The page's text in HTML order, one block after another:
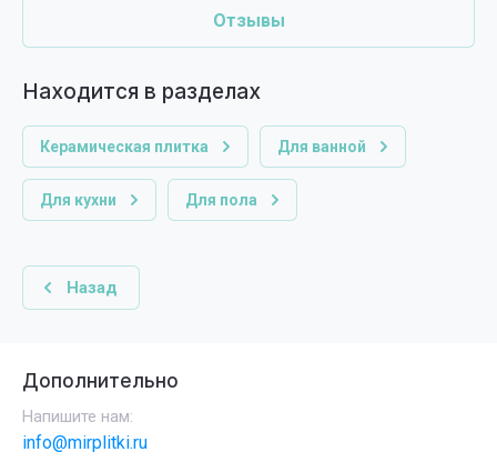
Отзывы
Находится в разделах
Керамическая плитка Для ванной
Для кухни Для пола
Назад
Дополнительно
Напишите нам:
info@mirplitki.ru